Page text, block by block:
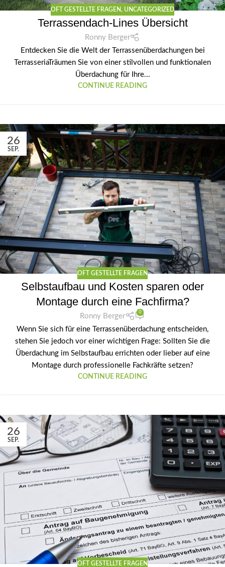
OFT GESTELLTE FRAGEN, UNCATEGORIZED
Terrassendach-Lines Übersicht
Ronny Berger
Entdecken Sie die Welt der Terrassenüberdachungen bei
TerrasseriaTräumen Sie von einer stilvollen und funktionalen
Überdachung für Ihre...
CONTINUE READING
26
SEP.
OFT GESTELLTE FRAGEN
Selbstaufbau und Kosten sparen oder
Montage durch eine Fachfirma?
Ronny Berger
0
Wenn Sie sich für eine Terrassenüberdachung entscheiden,
stehen Sie jedoch vor einer wichtigen Frage: Sollten Sie die
Überdachung im Selbstaufbau errichten oder lieber auf eine
Montage durch professionelle Fachkräfte setzen?
CONTINUE READING
26
SEP.
OFT GESTELLTE FRAGEN